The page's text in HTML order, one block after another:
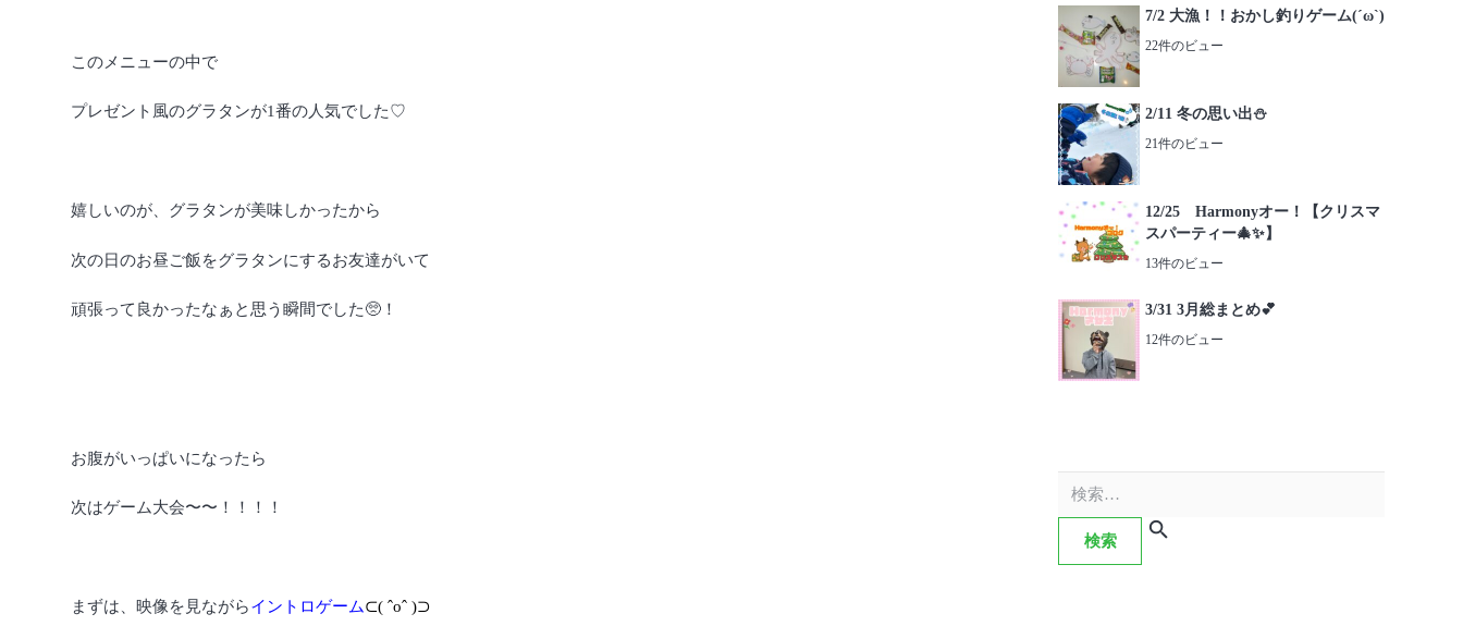
このメニューの中で
プレゼント風のグラタンが1番の人気でした♡
嬉しいのが、グラタンが美味しかったから
次の日のお昼ご飯をグラタンにするお友達がいて
頑張って良かったなぁと思う瞬間でした🥺！
お腹がいっぱいになったら
次はゲーム大会〜〜！！！！
まずは、映像を見ながらイントロゲーム⊂( ˆoˆ )⊃
7/2 大漁！！おかし釣りゲーム(´ω`)
22件のビュー
2/11 冬の思い出⛄️
21件のビュー
12/25 Harmonyオー！【クリスマ
スパーティー🎄✨】
13件のビュー
3/31 3月総まとめ💕
12件のビュー
索: